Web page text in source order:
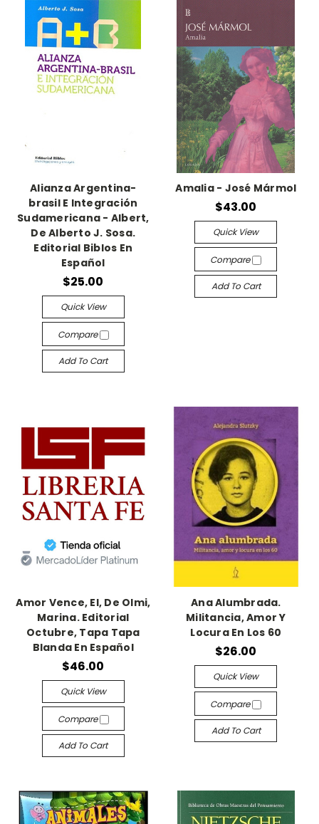
Alianza Argentina-
brasil E Integración
Sudamericana - Albert,
De Alberto J. Sosa.
Editorial Biblos En
Español
$25.00
Quick View
Compare
Add To Cart
Amalia - José Mármol
$43.00
Quick View
Compare
Add To Cart
Amor Vence, El, De Olmi,
Marina. Editorial
Octubre, Tapa Tapa
Blanda En Español
$46.00
Quick View
Compare
Add To Cart
Ana Alumbrada.
Militancia, Amor Y
Locura En Los 60
$26.00
Quick View
Compare
Add To Cart